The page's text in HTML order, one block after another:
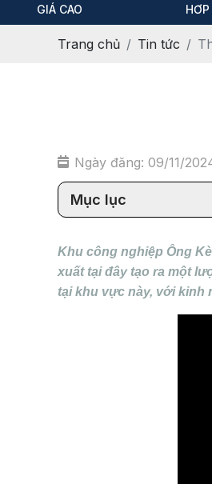
GIÁ CAO
Trang chủ Tin tức
Ngày đăng: 09/11/
Mục lục
Khu công nghiệp Ông
xuất tại đây tạo ra một
tại khu vực này, với kinh